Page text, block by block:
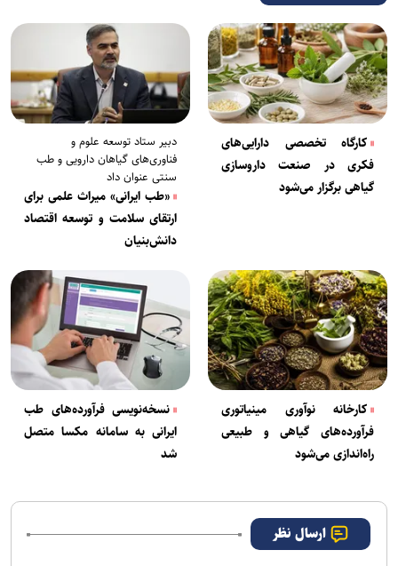
کارگاه تخصصی دارایی‌های
فکری در صنعت داروسازی
گیاهی برگزار می‌شود
دبیر ستاد توسعه علوم و
فناوری‌های گیاهان دارویی و طب
سنتی عنوان داد
«طب ایرانی» میراث علمی برای
ارتقای سلامت و توسعه اقتصاد
دانش‌بنیان
کارخانه نوآوری مینیاتوری
فرآورده‌های گیاهی و طبیعی
راه‌اندازی می‌شود
نسخه‌نویسی فرآورده‌های طب
ایرانی به سامانه مکسا متصل
شد
ارسال نظر